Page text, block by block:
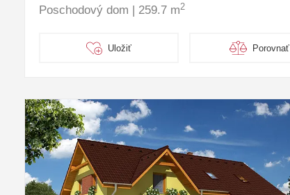
Poschodový dom | 259.7 m2
Uložiť Porovnať